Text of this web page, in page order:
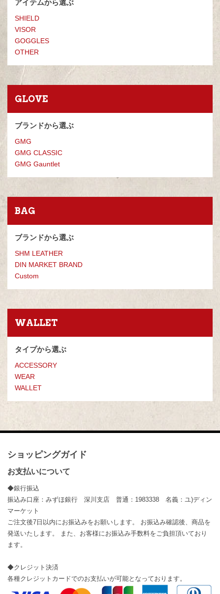
アイテムから選ぶ
SHIELD
VISOR
GOGGLES
OTHER
GLOVE
ブランドから選ぶ
GMG
GMG CLASSIC
GMG Gauntlet
BAG
ブランドから選ぶ
SHM LEATHER
DIN MARKET BRAND
Custom
WALLET
タイプから選ぶ
ACCESSORY
WEAR
WALLET
ショッピングガイド
お支払いについて
◆銀行振込
振込み口座：みずほ銀行 深川支店 普通：1983338 名義：ユ)ディン
マーケット
ご注文後7日以内にお振込みをお願いします。 お振込み確認後、商品を
発送いたします。 また、お客様にお振込み手数料をご負担頂いており
ます。
◆クレジット決済
各種クレジットカードでのお支払いが可能となっております。